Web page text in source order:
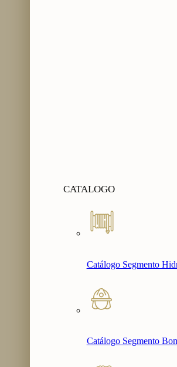
CATALOGO
Catálogo Segmento
Catálogo Segmento